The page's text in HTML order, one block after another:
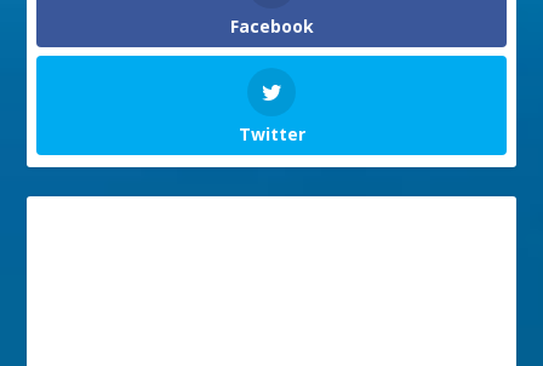
Facebook
Twitter